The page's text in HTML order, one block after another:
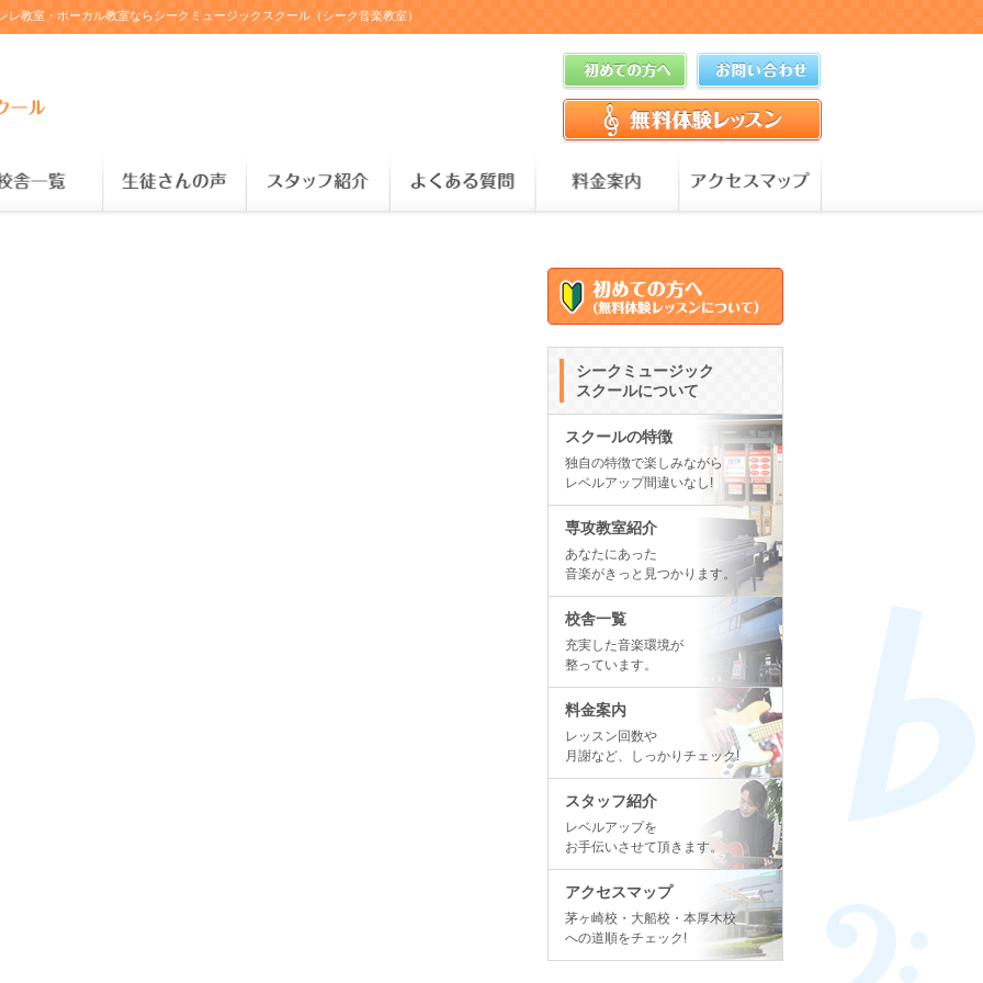
教室・ボーカル教室ならシークミュージックスクール（シーク音楽教室）
シークミュージック
スクールについて
スクールの特徴
独自の特徴で楽しみながら
レベルアップ間違いなし!
専攻教室紹介
あなたにあった
音楽がきっと見つかります。
校舎一覧
充実した音楽環境が
整っています。
料金案内
レッスン回数や
月謝など、しっかりチェック!
スタッフ紹介
レベルアップを
お手伝いさせて頂きます。
アクセスマップ
茅ヶ崎校・大船校・本厚木校
への道順をチェック!